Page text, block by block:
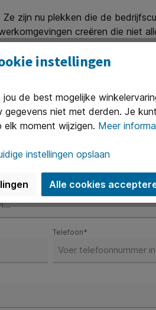
zijn nu plekken die de
creëren die niet
de werkplek. Welkom in de
Telefoon*
instellingen
de best mogelijke
niet met derden. Je
moment wijzigen. Meer
instellingen opslaan
Alle cookies